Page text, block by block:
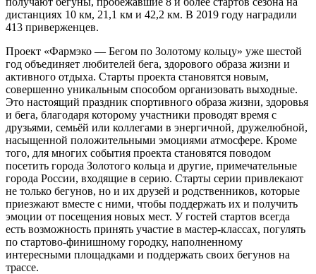
дистанциях 10 км, 21,1 км и 42,2 км. В 2019 году наградили
413 приверженцев.
Проект «Фармэко — Бегом по Золотому кольцу» уже шестой
год объединяет любителей бега, здорового образа жизни и
активного отдыха. Старты проекта становятся новым,
совершенно уникальным способом организовать выходные.
Это настоящий праздник спортивного образа жизни, здоровья
и бега, благодаря которому участники проводят время с
друзьями, семьёй или коллегами в энергичной, дружелюбной,
насыщенной положительными эмоциями атмосфере. Кроме
того, для многих события проекта становятся поводом
посетить города Золотого кольца и другие, примечательные
города России, входящие в серию. Старты серии привлекают
не только бегунов, но и их друзей и родственников, которые
приезжают вместе с ними, чтобы поддержать их и получить
эмоции от посещения новых мест. У гостей стартов всегда
есть возможность принять участие в мастер-классах, погулять
по стартово-финишному городку, наполненному
интересными площадками и поддержать своих бегунов на
трассе.